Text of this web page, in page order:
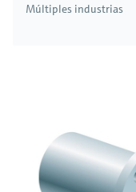
Múltiples industrias